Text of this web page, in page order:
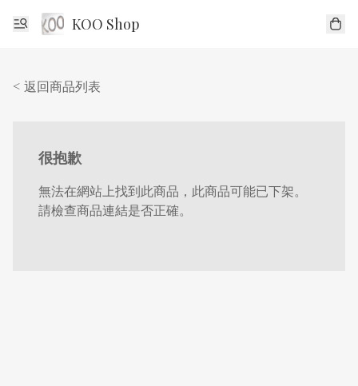
KOO Shop
< 返回商品列表
很抱歉
無法在網站上找到此商品，此商品可能已下架。
請檢查商品連結是否正確。